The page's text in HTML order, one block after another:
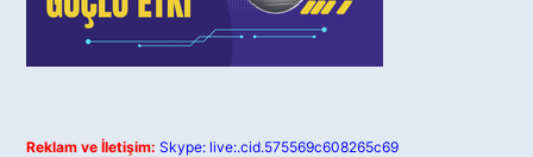
Reklam ve İletişim: Skype: live:.cid.575569c608265c69